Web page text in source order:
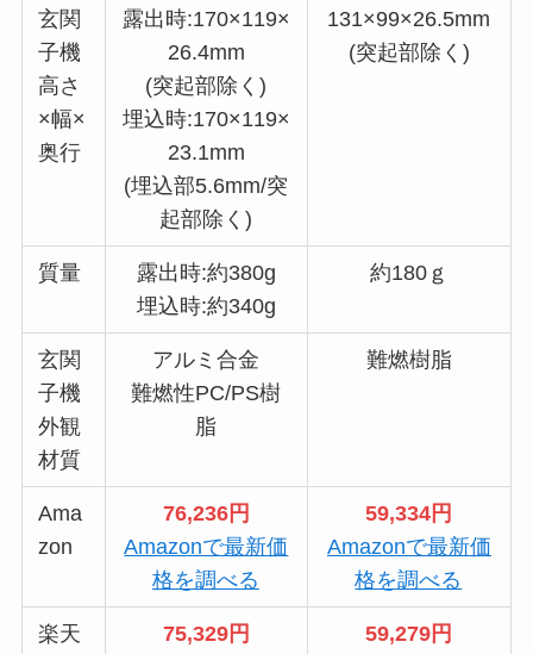
玄関
子機
高さ
×幅×
奥行
露出時:170×119×
26.4mm
(突起部除く)
埋込時:170×119×
23.1mm
(埋込部5.6mm/突
起部除く)
131×99×26.5mm
(突起部除く)
質量
露出時:約380g
埋込時:約340g
約180ｇ
玄関
子機
外観
材質
アルミ合金
難燃性PC/PS樹
脂
難燃樹脂
Ama
zon
76,236円
Amazonで最新価
格を調べる
59,334円
Amazonで最新価
格を調べる
楽天
75,329円
59,279円